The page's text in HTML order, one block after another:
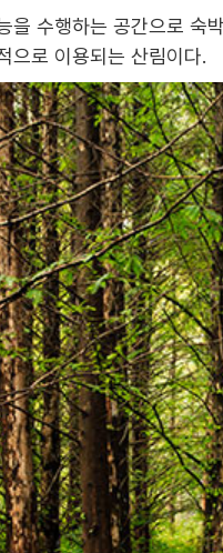
수행하는 공간으로
으로 이용되는 산림이다.